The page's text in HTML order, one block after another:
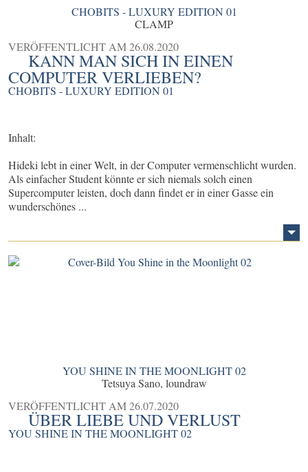
CHOBITS - LUXURY EDITION 01
CLAMP
VERÖFFENTLICHT AM26.08.2020
KANN MAN SICH IN EINEN
COMPUTER VERLIEBEN?
CHOBITS - LUXURY EDITION 01
Inhalt:
Hideki lebt in einer Welt, in der Computer vermenschlicht wurden.
Als einfacher Student könnte er sich niemals solch einen
Supercomputer leisten, doch dann findet er in einer Gasse ein
wunderschönes ...
YOU SHINE IN THE MOONLIGHT 02
Tetsuya Sano, loundraw
VERÖFFENTLICHT AM26.07.2020
ÜBER LIEBE UND VERLUST
YOU SHINE IN THE MOONLIGHT 02